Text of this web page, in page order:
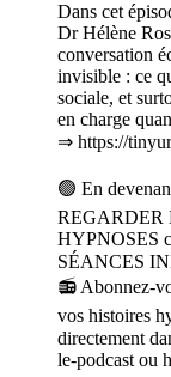
Dans cet
Dr Hélène
conversation
invisible : ce
sociale, et
en charge
⇒ https://
🟢 En
REGARDER
HYPNOSES
SÉANCES
📻 Abonnez-
vos histoires
directement
le-podcast ou